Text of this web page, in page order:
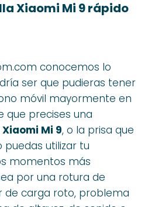
Xiaomi Mi 9 rápido
conocemos lo
ser que pudieras tener
móvil mayormente en
que precises una
Mi 9, o la prisa que
puedas utilizar tu
momentos más
por una rotura de
de carga roto, problema